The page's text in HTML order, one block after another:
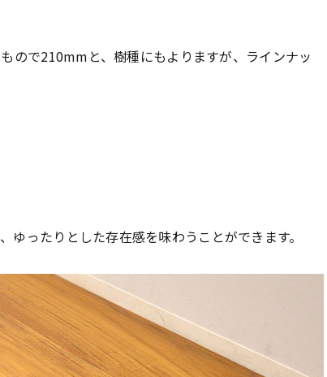
ので210mmと、樹種にもよりますが、ラインナッ
ったりとした存在感を味わうことができます。